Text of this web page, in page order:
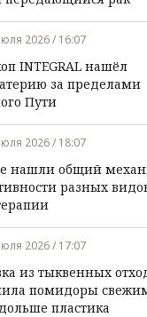
2026 / 16:07
INTEGRAL нашёл
за пределами
Пути
2026 / 18:07
нашли общий
разных
2026 / 17:07
из тыквенных
помидоры
пластика